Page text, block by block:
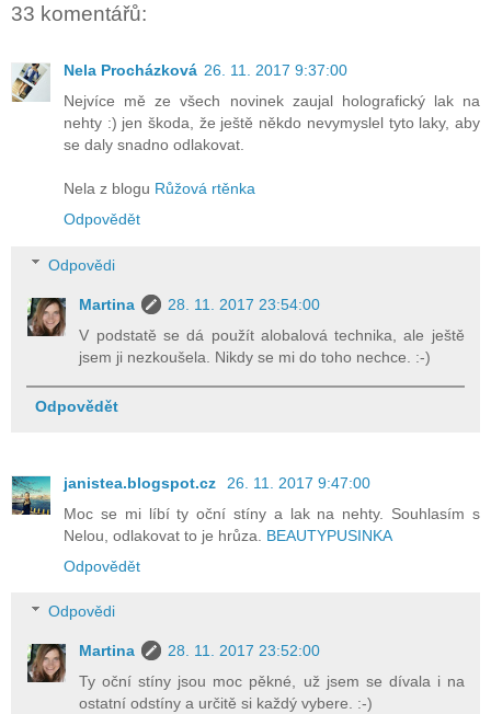
33 komentářů:
Nela Procházková 26. 11. 2017 9:37:00
Nejvíce mě ze všech novinek zaujal holografický lak na
nehty :) jen škoda, že ještě někdo nevymyslel tyto laky, aby
se daly snadno odlakovat.
Nela z blogu Růžová rtěnka
Odpovědět
Odpovědi
Martina
28. 11. 2017 23:54:00
V podstatě se dá použít alobalová technika, ale ještě
jsem ji nezkoušela. Nikdy se mi do toho nechce. :-)
Odpovědět
janistea.blogspot.cz
26. 11. 2017 9:47:00
Moc se mi líbí ty oční stíny a lak na nehty. Souhlasím s
Nelou, odlakovat to je hrůza. BEAUTYPUSINKA
Odpovědět
Odpovědi
Martina
28. 11. 2017 23:52:00
Ty oční stíny jsou moc pěkné, už jsem se dívala i na
ostatní odstíny a určitě si každý vybere. :-)